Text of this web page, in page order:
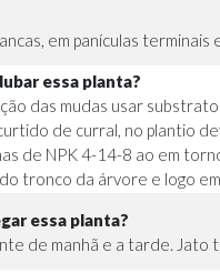
em panículas terminais
essa planta?
das mudas usar
de curral, no plantio
de NPK 4-14-8 ao em
tronco da árvore e logo
essa planta?
de manhã e a tarde. Jato